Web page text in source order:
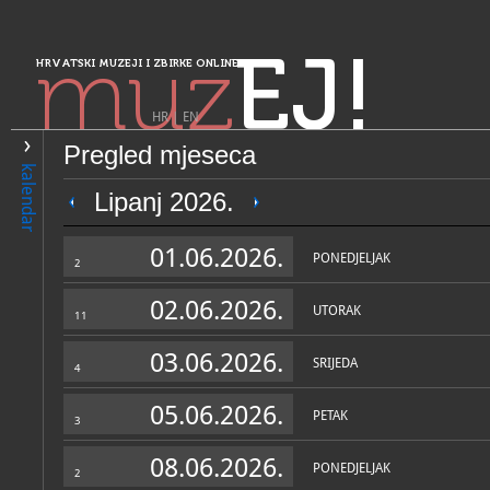
HRVATSKI MUZEJI I ZBIRKE ONLINE
muzEJ!
HR| EN
kalendar
Pregled mjeseca
Lipanj 2026.
2 01.06.2026. PONEDJELJAK
11 02.06.2026. UTORAK
4 03.06.2026. SRIJEDA
3 05.06.2026. PETAK
2 08.06.2026. PONEDJELJAK
PRETRAŽIVANJE
Sjeverozapadna Hrvatska
Muzej Radboa
OPĆI PODACI